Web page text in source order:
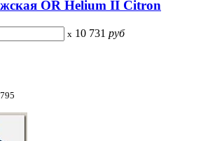
OR Helium II Citron
x 10 731 руб